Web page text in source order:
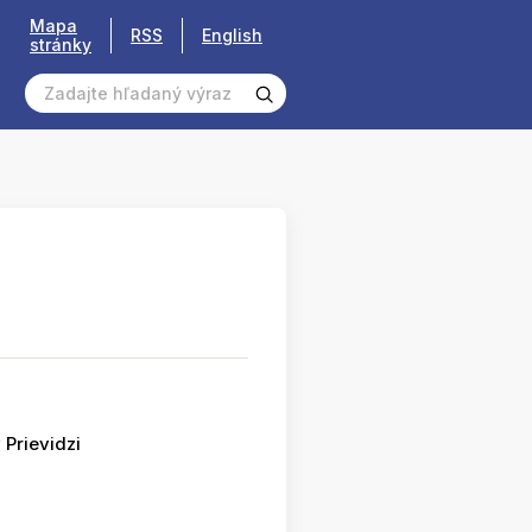
Mapa
stránky
RSS English
Prievidzi